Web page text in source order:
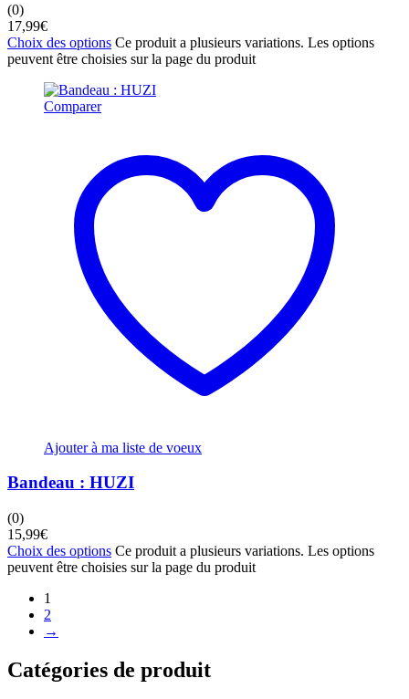
(0)
17,99€
Choix des options Ce produit a plusieurs variations. Les options
peuvent être choisies sur la page du produit
Comparer
Ajouter à ma liste de voeux
Bandeau : HUZI
(0)
15,99€
Choix des options Ce produit a plusieurs variations. Les options
peuvent être choisies sur la page du produit
1
2
→
Catégories de produit